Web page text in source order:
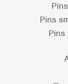
Pins
Pins